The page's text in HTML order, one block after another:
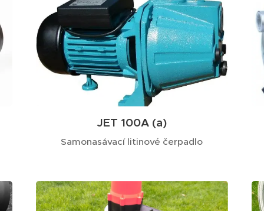
JET 100A (a)
Samonasávací litinové čerpadlo